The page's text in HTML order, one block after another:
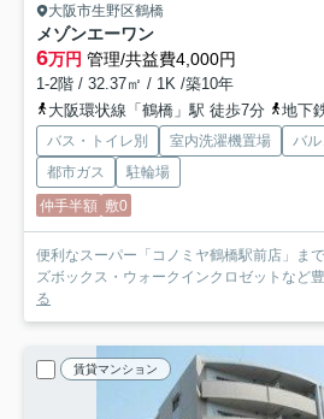
大阪市生野区鶴橋
メゾンエーワン
6万円 管理/共益費4,000円
1-2階 / 32.37㎡ / 1K /築10年
大阪環状線「鶴橋」駅 徒歩7分
地下鉄
バス・トイレ別 室内洗濯機置場 バ
都市ガス
駐輪場
仲手半額 敷0
便利なスーパー「コノミヤ鶴橋駅前店」ま
ズボックス・ウォークインクロゼットなど
る
賃貸マンション